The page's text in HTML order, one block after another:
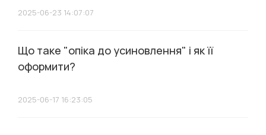
2025-06-23 14:07:07
Що таке "опіка до усиновлення" і як її
оформити?
2025-06-17 16:23:05